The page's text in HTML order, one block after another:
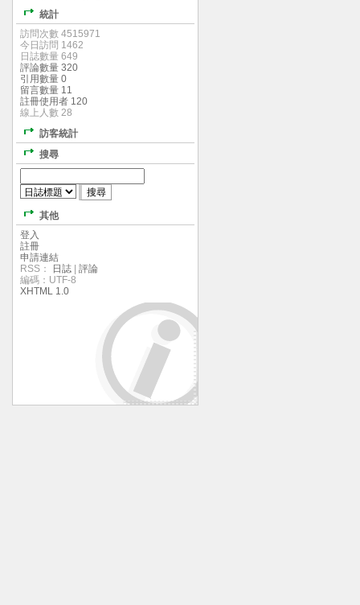
統計
訪問次數 4515971
今日訪問 1462
日誌數量 649
評論數量 320
引用數量 0
留言數量 11
註冊使用者 120
線上人數 28
訪客統計
搜尋
其他
登入
註冊
申請連結
RSS：
日誌
評論
編碼：UTF-8
XHTML 1.0